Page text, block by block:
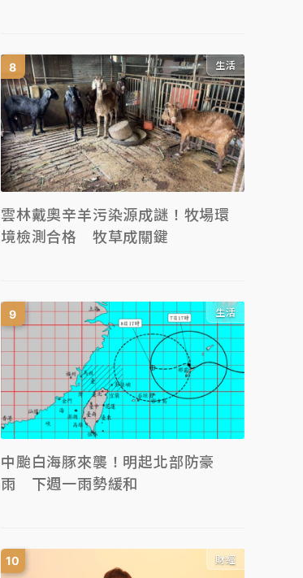
生活
雲林戴奧辛羊污染源成謎！牧場環
境檢測合格 牧草成關鍵
生活
中颱白海豚來襲！明起北部防豪
雨 下週一雨勢緩和
財經